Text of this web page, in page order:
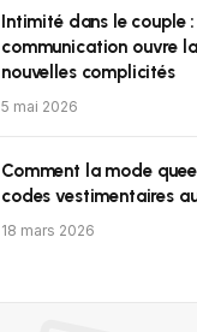
Intimité dans le couple
communication ouvre
nouvelles complicités
5 mai 2026
Comment la mode
codes vestimentaires
18 mars 2026